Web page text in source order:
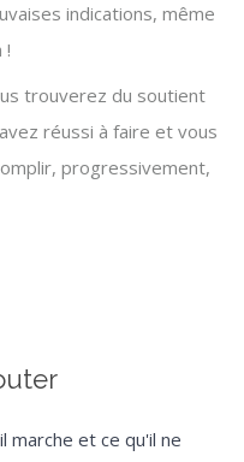
indications, même
!
trouverez du soutient
réussi à faire et vous
progressivement,
marche et ce qu'il ne